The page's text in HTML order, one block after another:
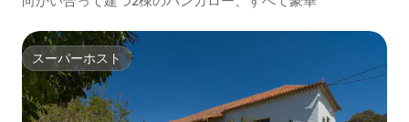
スーパーホスト
スーパーホスト